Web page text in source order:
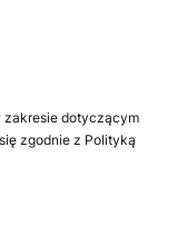
zakresie dotyczącym
zgodnie z Polityką